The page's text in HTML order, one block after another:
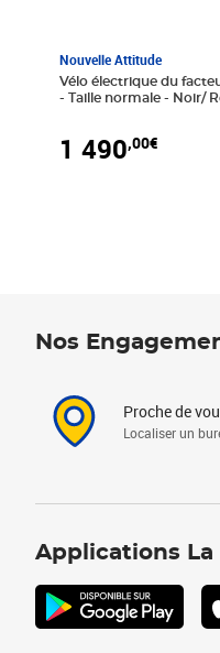
Nouvelle Attitude
Vélo électrique du
- Taille normale - Noir/
1 490,00€
Nos
Proche de
Localiser un
Applications La